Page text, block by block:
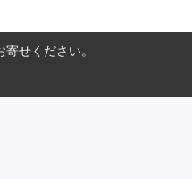
せください。